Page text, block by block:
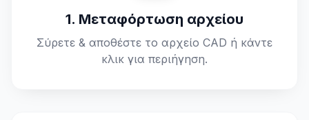
1. Μεταφόρτωση αρχείου
Σύρετε & αποθέστε το αρχείο CAD ή κάντε
κλικ για περιήγηση.